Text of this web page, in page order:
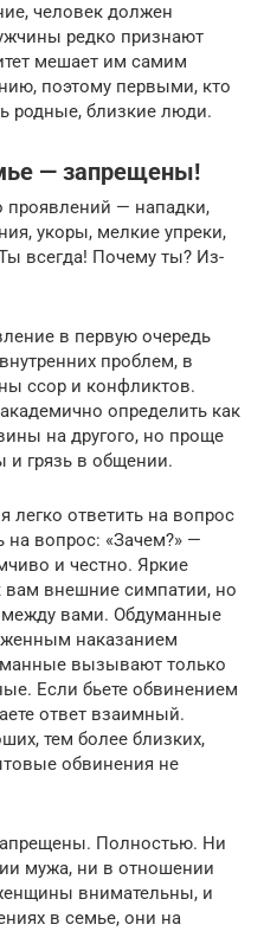
человек должен
редко признают
мешает им самим
поэтому первыми, кто
родные, близкие люди.
— запрещены!
— нападки,
укоры, мелкие упреки,
всегда! Почему ты? Из-
в первую очередь
проблем, в
ссор и конфликтов.
определить как
на другого, но проще
и грязь в общении.
легко ответить на вопрос
на вопрос: «Зачем?» —
и честно. Яркие
вам внешние симпатии, но
вами. Обдуманные
наказанием
вызывают только
Если бьете обвинением
ответ взаимный.
тем более близких,
обвинения не
Полностью. Ни
мужа, ни в отношении
внимательны, и
в семье, они на